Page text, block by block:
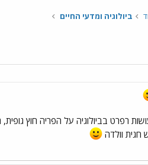
ביולוגיה ומדעי החיים
רפרט בביולוגיה על הפריה חוץ גופית,
וולדה